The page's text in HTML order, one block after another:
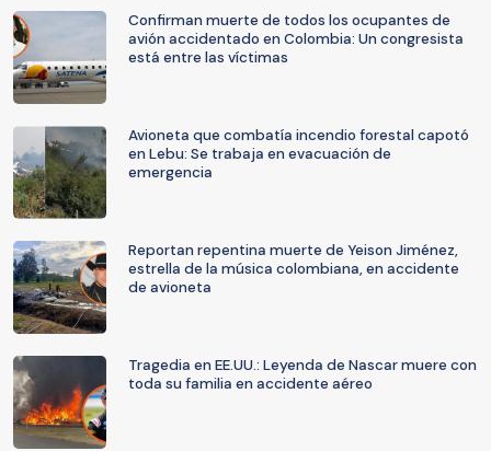
Confirman muerte de todos los ocupantes de
avión accidentado en Colombia: Un congresista
está entre las víctimas
Avioneta que combatía incendio forestal capotó
en Lebu: Se trabaja en evacuación de
emergencia
Reportan repentina muerte de Yeison Jiménez,
estrella de la música colombiana, en accidente
de avioneta
Tragedia en EE.UU.: Leyenda de Nascar muere con
toda su familia en accidente aéreo